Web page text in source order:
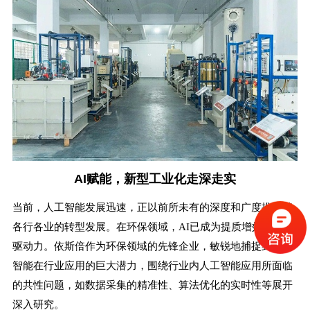
AI赋能，新型工业化走深走实
当前，人工智能发展迅速，正以前所未有的深度和广度推动着
各行各业的转型发展。在环保领域，AI已成为提质增效的关键
驱动力。依斯倍作为环保领域的先锋企业，敏锐地捕捉到人工
智能在行业应用的巨大潜力，围绕行业内人工智能应用所面临
的共性问题，如数据采集的精准性、算法优化的实时性等展开
深入研究。